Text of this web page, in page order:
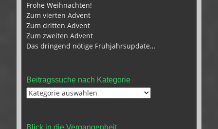
Frohe Weihnachten!
Zum vierten Advent
Zum dritten Advent
Zum zweiten Advent
Das dringend nötige Frühjahrsupdate…
Beitragssuche nach Kategorie
Beitragssuche